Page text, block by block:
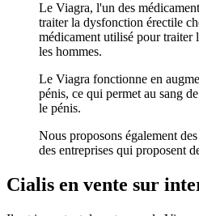
Le Viagra, l'un des
traiter la dysfonction érectile
médicament utilisé pour traiter
les hommes.
Le Viagra fonctionne en
pénis, ce qui permet au sang
le pénis.
Nous proposons également
des entreprises qui proposent
Cialis en vente sur